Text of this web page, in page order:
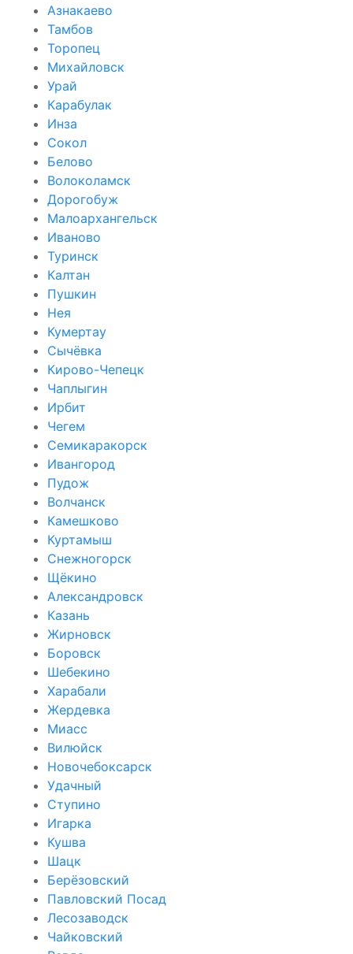
Азнакаево
Тамбов
Торопец
Михайловск
Урай
Карабулак
Инза
Сокол
Белово
Волоколамск
Дорогобуж
Малоархангельск
Иваново
Туринск
Калтан
Пушкин
Нея
Кумертау
Сычёвка
Кирово-Чепецк
Чаплыгин
Ирбит
Чегем
Семикаракорск
Ивангород
Пудож
Волчанск
Камешково
Куртамыш
Снежногорск
Щёкино
Александровск
Казань
Жирновск
Боровск
Шебекино
Харабали
Жердевка
Миасс
Вилюйск
Новочебоксарск
Удачный
Ступино
Игарка
Кушва
Шацк
Берёзовский
Павловский Посад
Лесозаводск
Чайковский